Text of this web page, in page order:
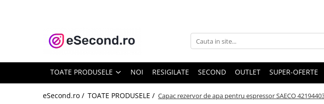
TOATE PRODUSELE
Accesorii Auto
Covorase auto
TOATE PRODUSELE NOI RESIGILATE SECOND OUTLET SUPER-OFERTE
eSecond.ro / TOATE PRODUSELE / Capac rezervor de apa pentru espressor SAECO